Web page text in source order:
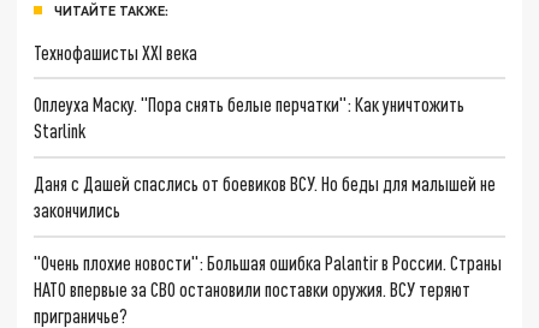
ЧИТАЙТЕ ТАКЖЕ:
Технофашисты XXI века
Оплеуха Маску. "Пора снять белые перчатки": Как уничтожить
Starlink
Даня с Дашей спаслись от боевиков ВСУ. Но беды для малышей не
закончились
"Очень плохие новости": Большая ошибка Palantir в России. Страны
НАТО впервые за СВО остановили поставки оружия. ВСУ теряют
приграничье?